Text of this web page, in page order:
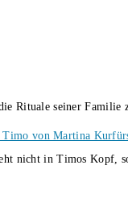
Rituale seiner
Timo von Martina
nicht in Timos Kopf,